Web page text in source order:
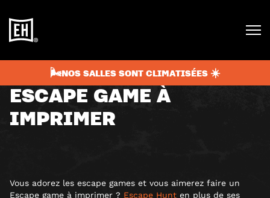
🌬️NOS SALLES SONT CLIMATISÉES ☀️
ESCAPE GAME À
IMPRIMER
Vous adorez les escape games et vous aimerez faire un
Escape game à imprimer ? Escape Hunt en plus de ses